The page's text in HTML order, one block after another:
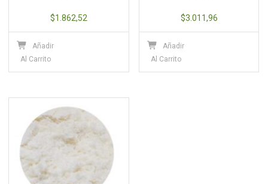
$1.862,52
Añadir
Al Carrito
$3.011,96
Añadir
Al Carrito